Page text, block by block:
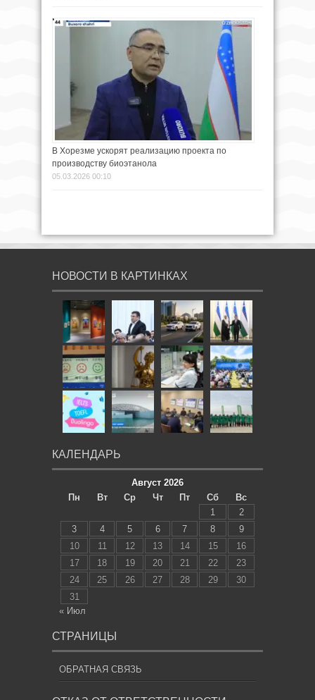
В Хорезме ускорят реализацию проекта по
производству биоэтанола
05.03.2026 00:10
НОВОСТИ В КАРТИНКАХ
КАЛЕНДАРЬ
Август 2026
Пн
Вт Ср Чт Пт Сб
Вс
1
2
3
4 5 6 7 8
9
10
11 12 13 14 15
16
17
18 19 20 21 22
23
24
25 26 27 28 29
30
31
« Июл
СТРАНИЦЫ
ОБРАТНАЯ СВЯЗЬ